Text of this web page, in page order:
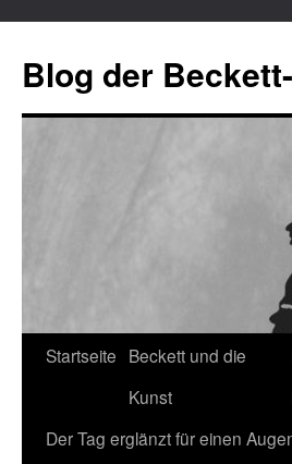
Blog der
Zum
springen
Startseite Beckett und die
Kunst
Der Tag erglänzt für einen